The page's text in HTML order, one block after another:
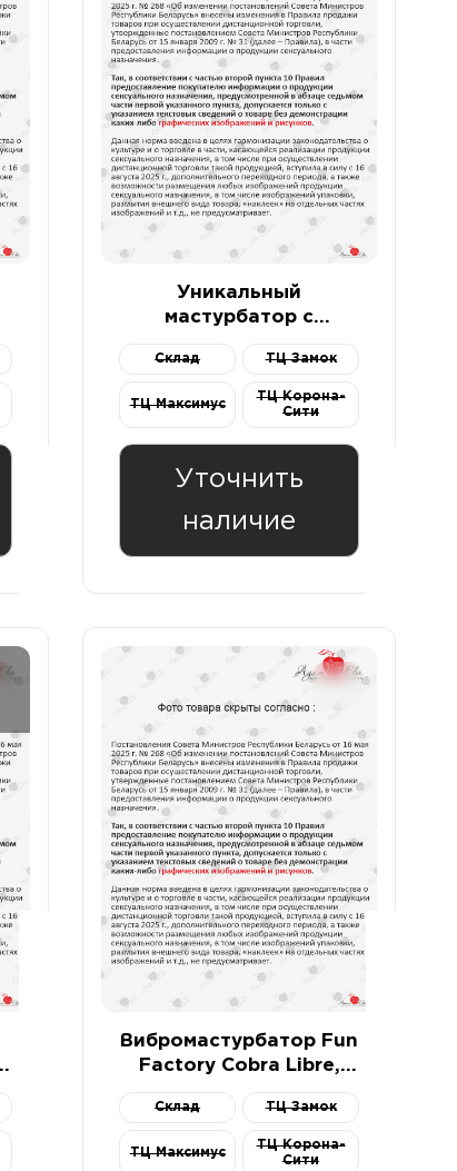
Уникальный
мастурбатор с
Manta цвета морской
волны
Склад ТЦ Замок
ТЦ Максимус
ТЦ Корона-
Сити
Уточнить
наличие
Вибромастурбатор Fun
Factory Cobra Libre,
Склад ТЦ Замок
ТЦ Максимус
ТЦ Корона-
Сити